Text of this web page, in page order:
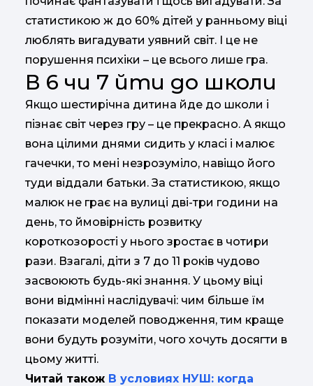
статистикою ж до 60% дітей у ранньому віці
люблять вигадувати уявний світ. І це не
порушення психіки – це всього лише гра.
В 6 чи 7 йти до школи
Якщо шестирічна дитина йде до школи і
пізнає світ через гру – це прекрасно. А якщо
вона цілими днями сидить у класі і малює
гачечки, то мені незрозуміло, навіщо його
туди віддали батьки. За статистикою, якщо
малюк не грає на вулиці дві-три години на
день, то ймовірність розвитку
короткозорості у нього зростає в чотири
рази. Взагалі, діти з 7 до 11 років чудово
засвоюють будь-які знання. У цьому віці
вони відмінні наслідувачі: чим більше їм
показати моделей поводження, тим краще
вони будуть розуміти, чого хочуть досягти в
цьому житті.
Читай також В условиях НУШ: когда